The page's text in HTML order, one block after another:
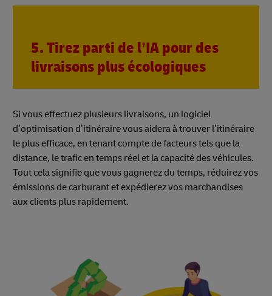
5. Tirez parti de l’IA pour des
livraisons plus écologiques
Si vous effectuez plusieurs livraisons, un logiciel
d’optimisation d’itinéraire vous aidera à trouver l’itinéraire
le plus efficace, en tenant compte de facteurs tels que la
distance, le trafic en temps réel et la capacité des véhicules.
Tout cela signifie que vous gagnerez du temps, réduirez vos
émissions de carburant et expédierez vos marchandises
aux clients plus rapidement.